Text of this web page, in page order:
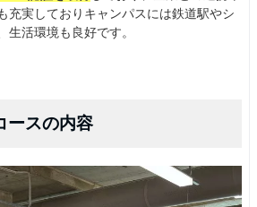
充実しておりキャンパスには鉄道駅やシ
生活環境も良好です。
ースの内容